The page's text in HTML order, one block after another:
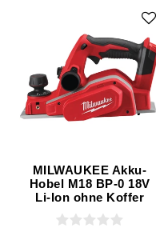
MILWAUKEE Akku-
Hobel M18 BP-0 18V
Li-Ion ohne Koffer